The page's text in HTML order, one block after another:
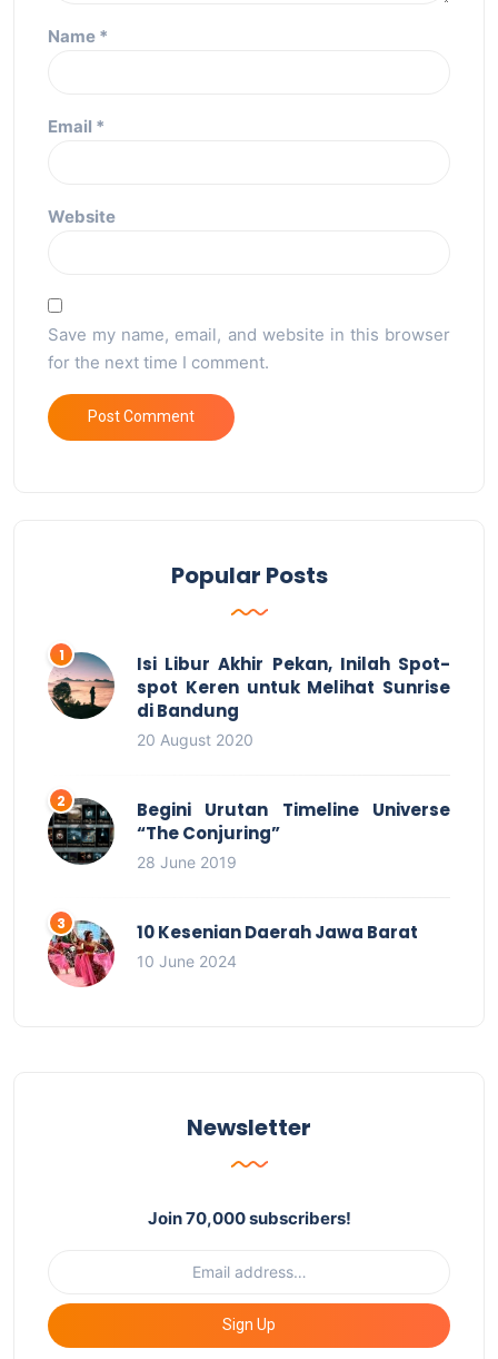
Name *
Email *
Website
Save my name, email, and website in this browser
for the next time I comment.
Popular Posts
Isi Libur Akhir Pekan, Inilah Spot-
spot Keren untuk Melihat Sunrise
di Bandung
20 August 2020
Begini Urutan Timeline Universe
“The Conjuring”
28 June 2019
10 Kesenian Daerah Jawa Barat
10 June 2024
Newsletter
Join 70,000 subscribers!
Sign Up